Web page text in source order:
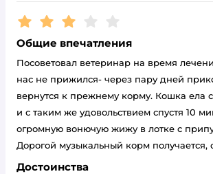
Рейтинг:3
Общие впечатления
Посоветовал ветеринар на время
нас не прижился- через пару дней
вернутся к прежнему корму. Кошка ела
и с таким же удовольствием спустя 10
огромную вонючую жижу в лотке с
Дорогой музыкальный корм получается,
Достоинства